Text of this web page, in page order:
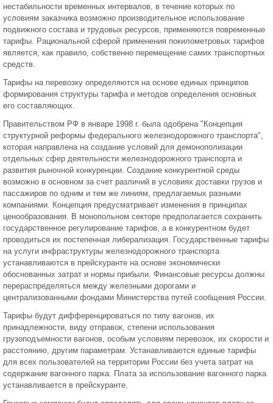
нестабильности временных интервалов, в течение которых по
условиям заказчика возможно производительное использование
подвижного состава и трудовых ресурсов, применяются повременные
тарифы. Рациональной сферой применения покилометровых тарифов
является, как правило, собственно перемещение самих транспортных
средств.
Тарифы на перевозку определяются на основе единых принципов
формирования структуры тарифа и методов определения основных
его составляющих.
Правительством РФ в январе 1998 г. была одобрена "Концепция
структурной реформы федерального железнодорожного транспорта",
которая направлена на создание условий для демонополизации
отдельных сфер деятельности железнодорожного транспорта и
развития рыночной конкуренции. Создание конкурентной среды
возможно в основном за счет различий в условиях доставки грузов и
пассажиров по одним и тем же линиям, предлагаемых разными
компаниями. Концепция предусматривает изменения в принципах
ценообразования. В монопольном секторе предполагается сохранить
государственное регулирование тарифов, а в конкурентном будет
проводиться их постепенная либерализация. Государственные тарифы
на услуги инфраструктуры железнодорожного транспорта
устанавливаются в прейскуранте на основе экономически
обоснованных затрат и нормы прибыли. Финансовые ресурсы должны
перераспределяться между железными дорогами и
централизованными фондами Министерства путей сообщения России.
Тарифы будут дифференцироваться по типу вагонов, их
принадлежности, виду отправок, степени использования
грузоподъемности вагонов, особым условиям перевозок, их скорости и
расстоянию, другим параметрам. Устанавливаются единые тарифы
для всех пользователей на территории России без учета затрат на
содержание вагонного парка. Плата за использование вагонного парка
устанавливается в прейскуранте.